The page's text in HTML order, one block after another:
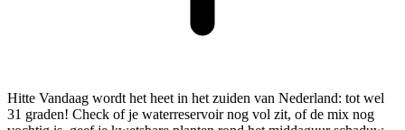
Hitte Vandaag wordt het heet in het zuiden van Nederland: tot wel
31 graden! Check of je waterreservoir nog vol zit, of de mix nog